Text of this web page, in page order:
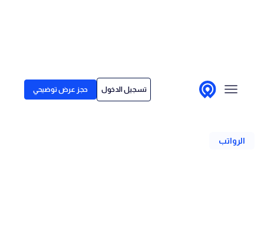
تسجيل الدخول حجز عرض توضيحي
لمن نقدم خدماتنا
الأسعار
رجوع
الرواتب